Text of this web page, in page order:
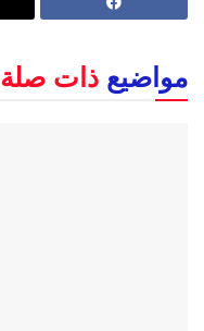
مواضيع ذات صلة